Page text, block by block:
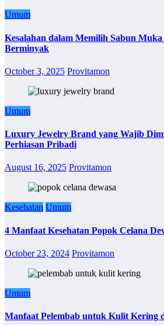
Umum
Kesalahan dalam Memilih Sabun
Berminyak
October 3, 2025 Provitamon
Umum
Luxury Jewelry Brand yang Wajib
Perhiasan Pribadi
August 16, 2025 Provitamon
Kesehatan Umum
4 Manfaat Kesehatan Popok Celana
October 23, 2024 Provitamon
Umum
Manfaat Pelembab untuk Kulit Kering